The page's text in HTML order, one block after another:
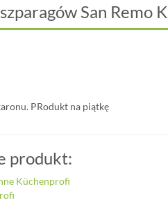
San Remo
PRodukt na piątkę
produkt:
Küchenprofi